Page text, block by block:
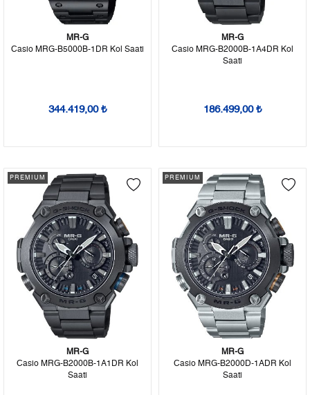
MR-G
Casio MRG-B5000B-1DR Kol Saati
344.419,00 ₺
MR-G
Casio MRG-B2000B-1A4DR Kol
Saati
186.499,00 ₺
PREMIUM
MR-G
Casio MRG-B2000B-1A1DR Kol
Saati
PREMIUM
MR-G
Casio MRG-B2000D-1ADR Kol
Saati